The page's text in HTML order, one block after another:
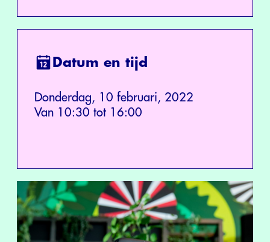
Datum en tijd
Donderdag, 10 februari, 2022
Van 10:30 tot 16:00